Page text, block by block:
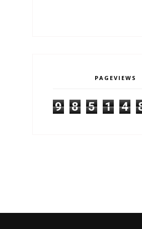
PAGEVIEWS
9 8 5 1 4